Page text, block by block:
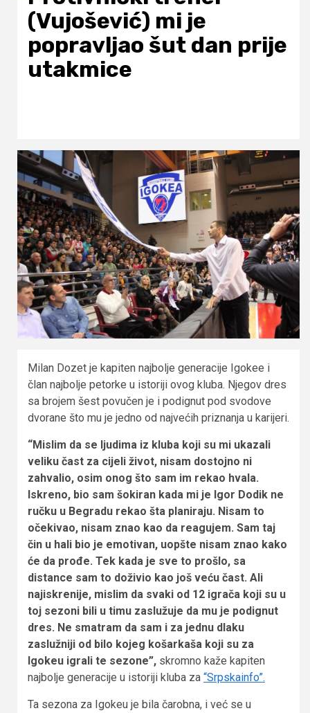
(Vujošević) mi je
popravljao šut dan prije
utakmice
Milan Dozet je kapiten najbolje generacije Igokee i
član najbolje petorke u istoriji ovog kluba. Njegov dres
sa brojem šest povučen je i podignut pod svodove
dvorane što mu je jedno od najvećih priznanja u karijeri.
“Mislim da se ljudima iz kluba koji su mi ukazali
veliku čast za cijeli život, nisam dostojno ni
zahvalio, osim onog što sam im rekao hvala.
Iskreno, bio sam šokiran kada mi je Igor Dodik ne
ručku u Begradu rekao šta planiraju. Nisam to
očekivao, nisam znao kao da reagujem. Sam taj
čin u hali bio je emotivan, uopšte nisam znao kako
će da prođe. Tek kada je sve to prošlo, sa
distance sam to doživio kao još veću čast. Ali
najiskrenije, mislim da svaki od 12 igrača koji su u
toj sezoni bili u timu zaslužuje da mu je podignut
dres. Ne smatram da sam i za jednu dlaku
zaslužniji od bilo kojeg košarkaša koji su za
Igokeu igrali te sezone”, skromno kaže kapiten
najbolje generacije u istoriji kluba za “Srpskainfo”.
Ta sezona za Igokeu je bila čarobna, i već se u